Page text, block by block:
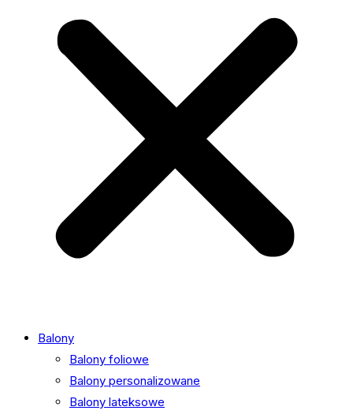
Balony
Balony foliowe
Balony personalizowane
Balony lateksowe